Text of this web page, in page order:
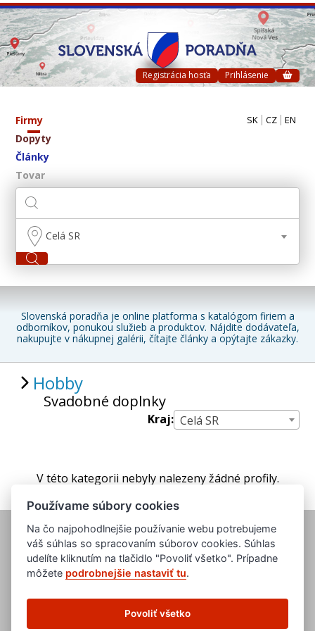
Registrácia hosťa Prihlásenie
Firmy
Dopyty
Články
Tovar
SK CZ EN
Celá SR
Slovenská poradňa je online platforma s katalógom firiem a
odborníkov, ponukou služieb a produktov. Nájdite dodávateľa,
nakupujte v nákupnej galérii, čítajte články a opýtajte zákazky.
Hobby
Svadobné doplnky
Kraj: Celá SR
V této kategorii nebyly nalezeny žádné profily.
www.edb.cz
www.edb.eu
Používame súbory cookies
Na čo najpohodlnejšie používanie webu potrebujeme
váš súhlas so spracovaním súborov cookies. Súhlas
udelíte kliknutím na tlačidlo "Povoliť všetko". Prípadne
môžete podrobnejšie nastaviť tu.
Povoliť všetko